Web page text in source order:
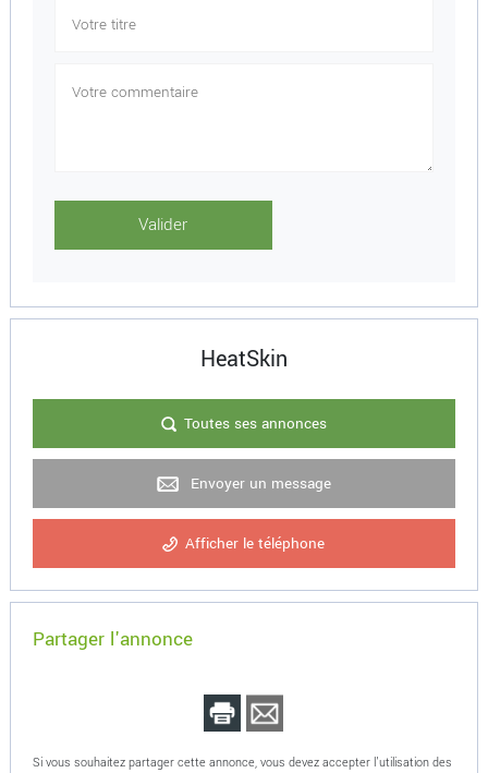
HeatSkin
Toutes ses annonces
Envoyer un message
Afficher le téléphone
Partager l'annonce
Si vous souhaitez partager cette annonce, vous devez accepter l'utilisation des